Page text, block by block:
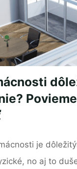
je
no aj to